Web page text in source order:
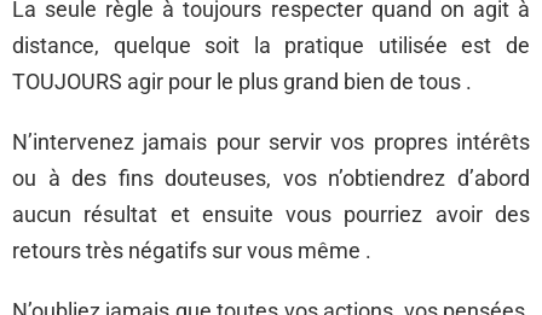
La seule règle à toujours respecter quand on agit à
distance, quelque soit la pratique utilisée est de
TOUJOURS agir pour le plus grand bien de tous .
N’intervenez jamais pour servir vos propres intérêts
ou à des fins douteuses, vos n’obtiendrez d’abord
aucun résultat et ensuite vous pourriez avoir des
retours très négatifs sur vous même .